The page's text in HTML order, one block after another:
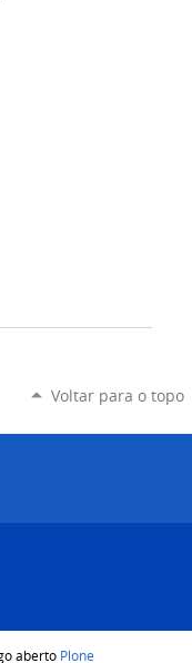
Voltar para o topo
aberto Plone